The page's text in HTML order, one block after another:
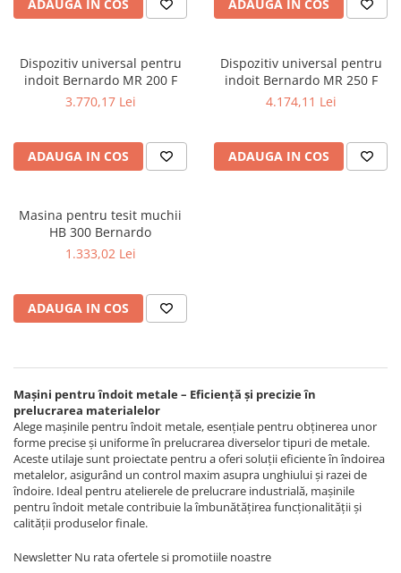
curea de distributie
Masini de gaurit cu stand si
coloana
Masini de gaurit radiale
Masini de gaurit cu freza
Masini de frezat universale
Masini de frezat cu batiu
Masini de frezat multifunctionale
Masini de frezat verticale
Masini de slefuit metal
Masini de lustruit
Masini de polizat bavuri cu perii
Masini de rectificat plan
Masini de rectificat plan
Masini de rectificat rotund
Masini de satinat
Masini de slefuit combinate
Masini de slefuit cu banda
Masini de slefuit cu disc
ADAUGA IN COS ADAUGA IN COS
Dispozitiv universal pentru
indoit Bernardo MR 200 F
3.770,17 Lei
ADAUGA IN COS
Dispozitiv universal pentru
indoit Bernardo MR 250 F
4.174,11 Lei
ADAUGA IN COS
Masina pentru tesit muchii
HB 300 Bernardo
1.333,02 Lei
ADAUGA IN COS
Mașini pentru îndoit metale – Eficiență și precizie în
prelucrarea materialelor
Alege mașinile pentru îndoit metale, esențiale pentru obținerea unor
forme precise și uniforme în prelucrarea diverselor tipuri de metale.
Aceste utilaje sunt proiectate pentru a oferi soluții eficiente în îndoirea
metalelor, asigurând un control maxim asupra unghiului și razei de
îndoire. Ideal pentru atelierele de prelucrare industrială, mașinile
pentru îndoit metale contribuie la îmbunătățirea funcționalității și
calității produselor finale.
Newsletter Nu rata ofertele si promotiile noastre